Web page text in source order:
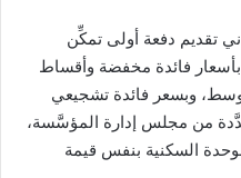
تقديم دفعة أولى تمكِّن
فائدة مخفضة وأقساط
وبسعر فائدة تشجيعي
من مجلس إدارة المؤسَّسة،
السكنية بنفس قيمة